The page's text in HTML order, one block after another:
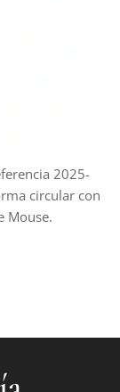
2025-
circular con
Mouse.